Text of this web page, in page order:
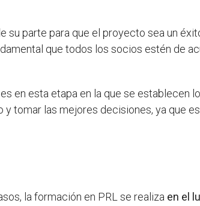
parte para que el proyecto sea un
que todos los socios estén de
en esta etapa en la que se establecen
tomar las mejores decisiones, ya que
la formación en PRL se realiza en el